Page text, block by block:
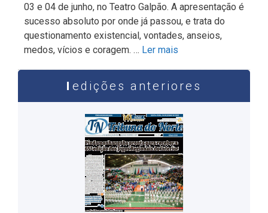
03 e 04 de junho, no Teatro Galpão. A apresentação é
sucesso absoluto por onde já passou, e trata do
questionamento existencial, vontades, anseios,
medos, vícios e coragem. … Ler mais
edições anteriores